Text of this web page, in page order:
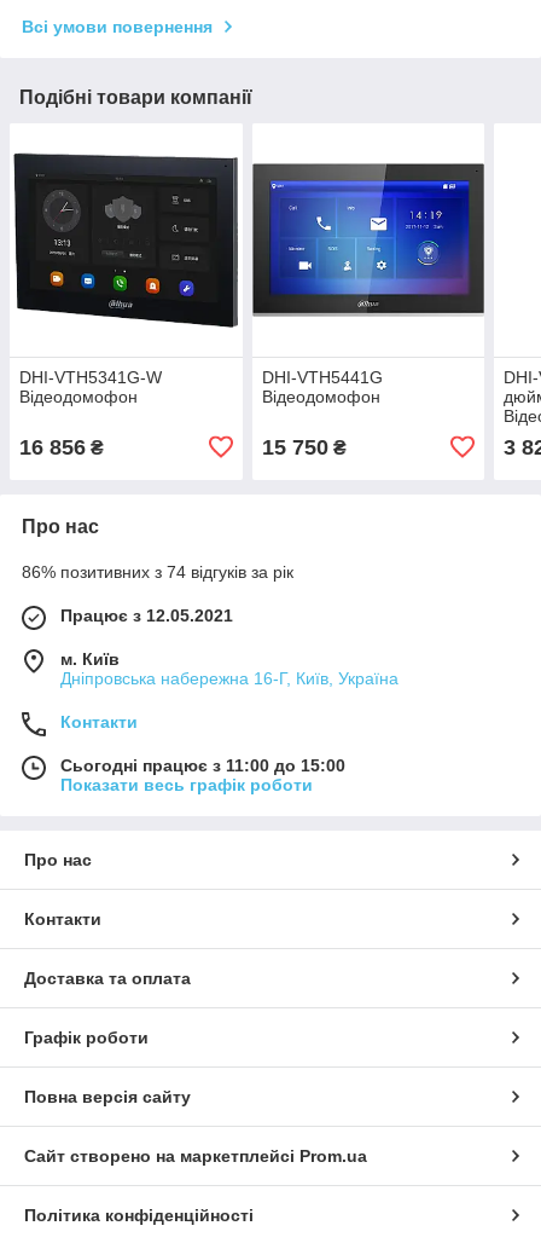
Всі умови повернення
Подібні товари компанії
DHI-VTH5341G-W
Відеодомофон
16 856 ₴
DHI-VTH5441G
Відеодомофон
15 750₴ 3
Про нас
86% позитивних з 74 відгуків за рік
Працює з 12.05.2021
м. Київ
Дніпровська набережна 16-Г, Київ, Україна
Контакти
Сьогодні працює з 11:00 до 15:00
Показати весь графік роботи
Про нас
Контакти
Доставка та оплата
Графік роботи
Повна версія сайту
Сайт створено на маркетплейсі Prom.ua
Політика конфіденційності